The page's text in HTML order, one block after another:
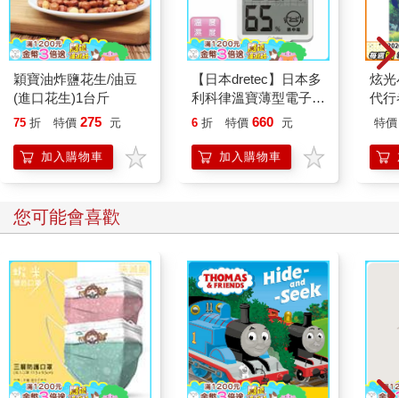
穎寶油炸鹽花生/油豆
(進口花生)1台斤
75 折 特價 275 元
加入購物車
【日本dretec】日本多
利科律溫寶薄型電子溫
濕度計-白色-可掛式
6 折 特價 660 元
加入購物車
炫
代
特價
您可能會喜歡